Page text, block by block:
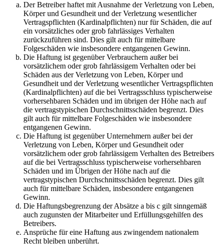
Der Betreiber haftet mit Ausnahme der Verletzung von Leben,
Körper und Gesundheit und der Verletzung wesentlicher
Vertragspflichten (Kardinalpflichten) nur für Schäden, die auf
ein vorsätzliches oder grob fahrlässiges Verhalten
zurückzuführen sind. Dies gilt auch für mittelbare
Folgeschäden wie insbesondere entgangenen Gewinn.
Die Haftung ist gegenüber Verbrauchern außer bei
vorsätzlichem oder grob fahrlässigem Verhalten oder bei
Schäden aus der Verletzung von Leben, Körper und
Gesundheit und der Verletzung wesentlicher Vertragspflichten
(Kardinalpflichten) auf die bei Vertragsschluss typischerweise
vorhersehbaren Schäden und im übrigen der Höhe nach auf
die vertragstypischen Durchschnittsschäden begrenzt. Dies
gilt auch für mittelbare Folgeschäden wie insbesondere
entgangenen Gewinn.
Die Haftung ist gegenüber Unternehmern außer bei der
Verletzung von Leben, Körper und Gesundheit oder
vorsätzlichem oder grob fahrlässigem Verhalten des Betreibers
auf die bei Vertragsschluss typischerweise vorhersehbaren
Schäden und im Übrigen der Höhe nach auf die
vertragstypischen Durchschnittsschäden begrenzt. Dies gilt
auch für mittelbare Schäden, insbesondere entgangenen
Gewinn.
Die Haftungsbegrenzung der Absätze a bis c gilt sinngemäß
auch zugunsten der Mitarbeiter und Erfüllungsgehilfen des
Betreibers.
Ansprüche für eine Haftung aus zwingendem nationalem
Recht bleiben unberührt.